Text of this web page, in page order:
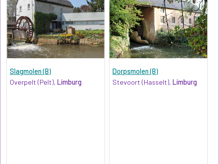
Slagmolen (B)
Overpelt (Pelt), Limburg
Dorpsmolen (B)
Stevoort (Hasselt),Limburg